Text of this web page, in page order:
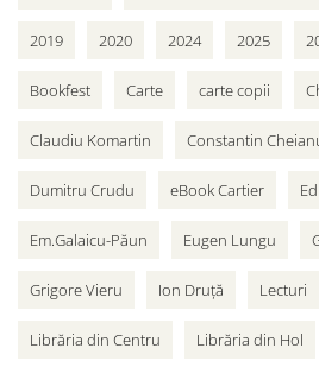
2019 2020 2024 2025
Bookfest Carte carte copii
Claudiu Komartin Constantin
Dumitru Crudu eBook Cartier
Em.Galaicu-Păun Eugen Lungu
Grigore Vieru Ion Druță Lecturi
Librăria din Centru Librăria din Hol